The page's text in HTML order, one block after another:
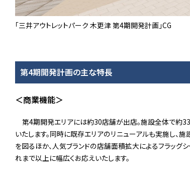
「三井アウトレットパーク 木更津 第4期開発計画」CG
第4期開発計画の主な特長
＜商業機能＞
第4期開発エリアには約30店舗が出店。施設全体で約
いたします。同時に既存エリアのリニューアルも実施し
を図るほか、人気ブランドの店舗面積拡大によるフラッグ
れまで以上に幅広くお応えいたします。